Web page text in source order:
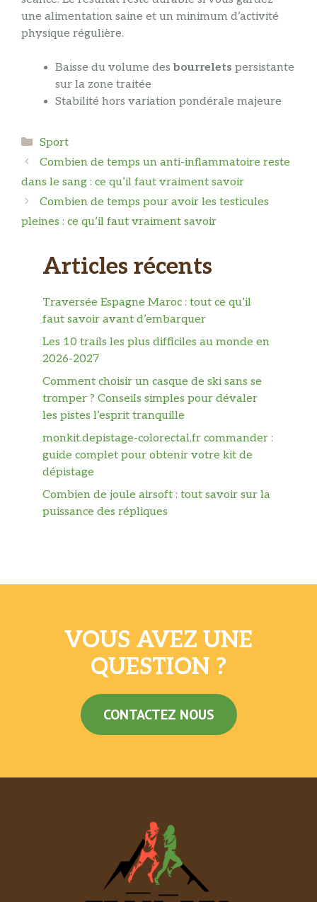
une alimentation saine et un minimum d’activité
physique régulière.
Baisse du volume desbourrelets persistante
sur la zone traitée
Stabilité hors variation pondérale majeure
Catégories
Sport
Combien de temps un anti-inflammatoire reste
dans le sang : ce qu’il faut vraiment savoir
Combien de temps pour avoir les testicules
pleines : ce qu’il faut vraiment savoir
Articles récents
Traversée Espagne Maroc : tout ce qu’il
faut savoir avant d’embarquer
Les 10 trails les plus difficiles au monde en
2026-2027
Comment choisir un casque de ski sans se
tromper ? Conseils simples pour dévaler
les pistes l’esprit tranquille
monkit.depistage-colorectal.fr commander :
guide complet pour obtenir votre kit de
dépistage
Combien de joule airsoft : tout savoir sur la
puissance des répliques
VOUS AVEZ UNE
QUESTION ?
CONTACTEZ NOUS